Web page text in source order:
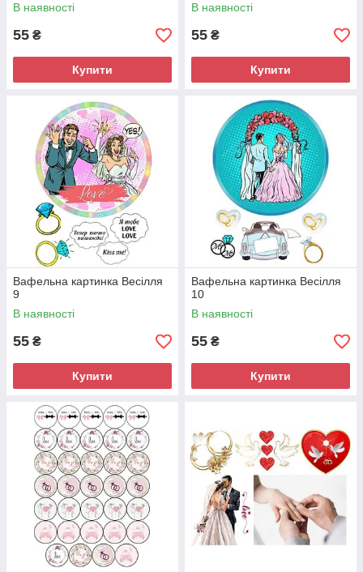
В наявності
55 ₴
Купити
В наявності
55 ₴
Купити
Вафельна картинка Весілля
9
В наявності
55 ₴
Купити
Вафельна картинка Весілля
10
В наявності
55 ₴
Купити